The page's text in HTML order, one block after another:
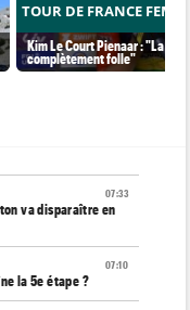
TOUR DE FRANCE
Kim Le Court Pienaar : "La
complètement folle"
07:33
va disparaître en
07:10
la 5e étape ?